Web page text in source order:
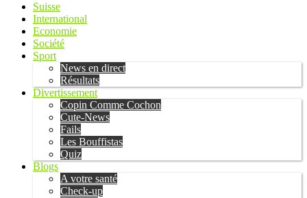
Suisse
International
Economie
Société
Sport
News en direct
Résultats
Divertissement
Copin Comme Cochon
Cute-News
Fails
Les Bouffistas
Quiz
Blogs
A votre santé
Check-up